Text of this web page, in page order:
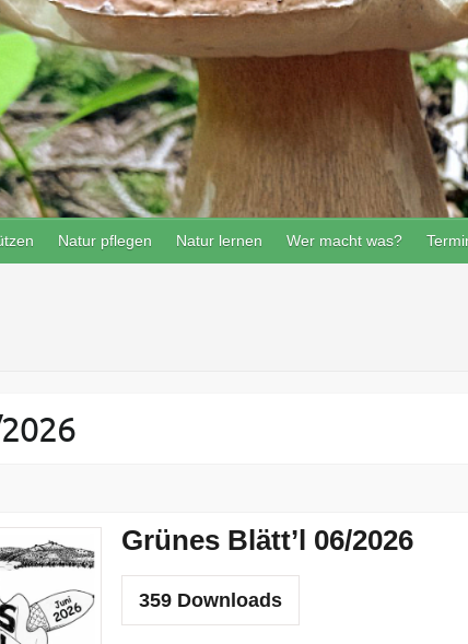
Natur pflegen Natur lernen Wer macht was?
Grünes Blätt’l 06/2026
359 Downloads